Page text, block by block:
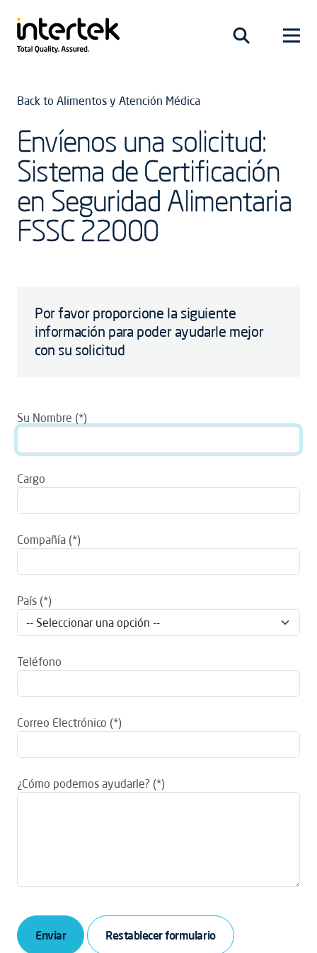
Back to Alimentos y Atención Médica
Envíenos una solicitud:
Sistema de Certificación
en Seguridad Alimentaria
FSSC 22000
Por favor proporcione la siguiente
información para poder ayudarle mejor
con su solicitud
Su Nombre
Cargo
Compañía
País
Teléfono
Correo Electrónico
¿Cómo podemos ayudarle?
Enviar